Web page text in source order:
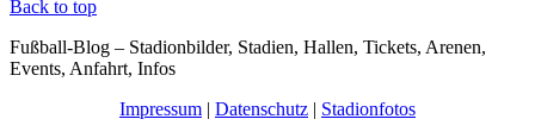
Back to top
Fußball-Blog – Stadionbilder, Stadien, Hallen, Tickets, Arenen,
Events, Anfahrt, Infos
Impressum | Datenschutz | Stadionfotos